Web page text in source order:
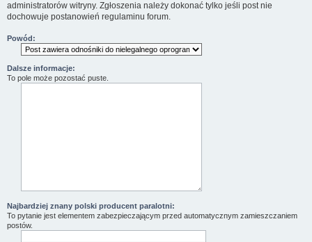
administratorów witryny. Zgłoszenia należy dokonać tylko jeśli post nie
dochowuje postanowień regulaminu forum.
Powód:
Dalsze informacje:
To pole może pozostać puste.
Najbardziej znany polski producent paralotni:
To pytanie jest elementem zabezpieczającym przed automatycznym zamieszczaniem
postów.